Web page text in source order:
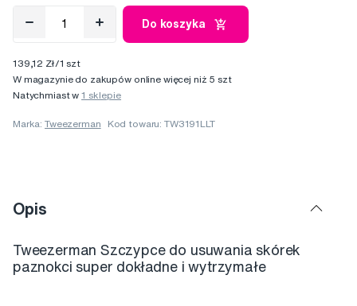
Do koszyka
139,12 Zł/1 szt
W magazynie do zakupów online więcej niż 5 szt
Natychmiast w1 sklepie
Marka:Tweezerman Kod towaru: TW3191LLT
Opis
Tweezerman Szczypce do usuwania skórek
paznokci super dokładne i wytrzymałe